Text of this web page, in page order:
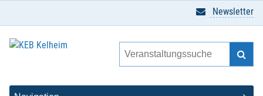
Newsletter